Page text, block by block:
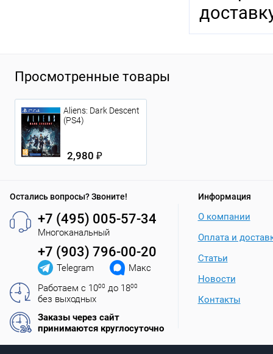
Просмотренные товары
Aliens: Dark Descent
(PS4)
2,980 ₽
Остались вопросы? Звоните!
+7 (495) 005-57-34
Многоканальный
+7 (903) 796-00-20
Telegram
Макс
Работаем с 1000 до 1800
без выходных
Заказы через сайт
принимаются круглосуточно
Информация
О компании
Оплата и
Статьи
Новости
Контакты